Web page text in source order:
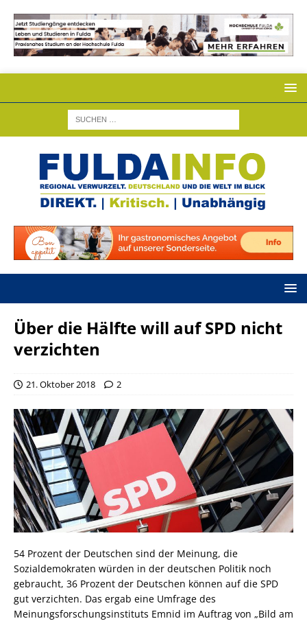
Über die Hälfte will auf SPD nicht
verzichten
21. Oktober 2018 2
54 Prozent der Deutschen sind der Meinung, die
Sozialdemokraten würden in der deutschen Politik noch
gebraucht, 36 Prozent der Deutschen können auf die SPD
gut verzichten. Das ergab eine Umfrage des
Meinungsforschungsinstituts Emnid im Auftrag von „Bild am